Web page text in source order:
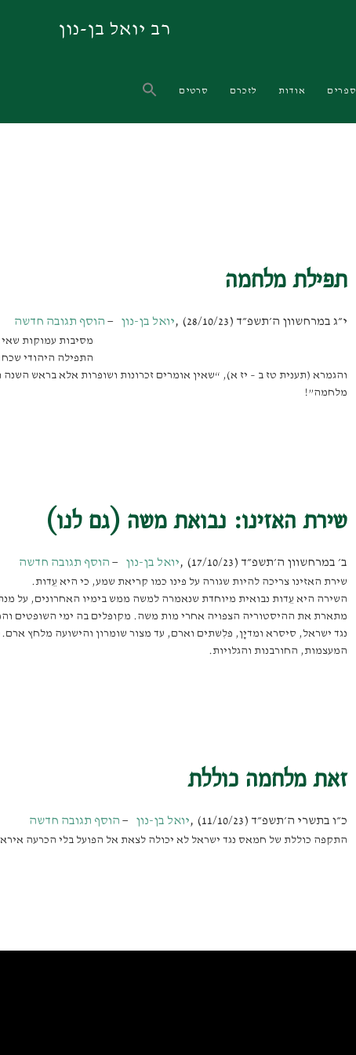
רב יואל בן-נון
ספרים אודות לזכרם סרטים
תפילת מלחמה
י״ג במרחשוון ה׳תשפ״ד (28/10/23) ,יואל בן-נון הוסף תגובה חדשה
מסיבות עמוקות
התפילה היהודי
והגמרא (תענית טז ב – יז א), “שאין אומרים זכרונות ושופרות אלא בראש השנה
מלחמה”!
שירת האזינו: נבואת משה (גם לנו)
ב׳ במרחשוון ה׳תשפ״ד (17/10/23) ,יואל בן-נון הוסף תגובה חדשה
שירת האזינו צריכה להיות שגורה על פינו כמו קריאת שמע, כי היא עֵדות.
השירה היא עֵדות נבואית מיוחדת שנאמרה למשה ממש בימיו האחרונים, על
מתארת את ההיסטוריה הצפויה אחרי מות משה. מקופלים בה ימי השופטים
נגד ישראל, סיסרא ומדיָן, פלִשתים וארם, עד מצור שומרון והישועה מלחץ ארם.
המעצמות, החורבנות והגלויות.
זאת מלחמה כוללת
כ״ו בתשרי ה׳תשפ״ד (11/10/23) ,יואל בן-נון הוסף תגובה חדשה
התקפה כוללת של חמאס נגד ישראל לא יכולה לצאת אל הפועל בלי הכרעה